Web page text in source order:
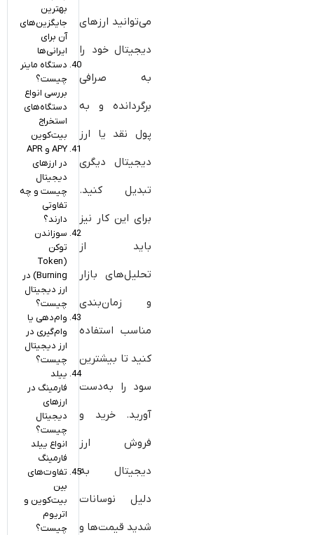
می‌توانید ارزهای
دیجیتال خود را
به صرافی
برگردانده و به
پول نقد یا ارز
دیجیتال دیگری
تبدیل کنید.
برای این کار نیز
باید از
تحلیل‌های بازار
و زمان‌بندی
مناسب استفاده
کنید تا بیشترین
سود را به‌دست
آورید. خرید و
فروش ارز
دیجیتال به
دلیل نوسانات
شدید قیمت‌ها و
بهترین
جایگزین‌های
آن برای
ایرانی‌ها
دستگاه ماینر
چیست؟
بررسی انواع
دستگاه‌های
استخراج
بیت‌کوین
APY و APR
در ارزهای
دیجیتال
چیست و چه
تفاوتی
دارند؟
سوزاندن
توکن
(Token
Burning) در
ارز دیجیتال
چیست؟
وام‌دهی یا
وام‌گیری در
ارز دیجیتال
چیست؟
ییلد
فارمینگ در
ارزهای
دیجیتال
چیست؟
انواع ییلد
فارمینگ
تفاوت‌های
بین
بیت‌کوین و
اتریوم
چیست؟